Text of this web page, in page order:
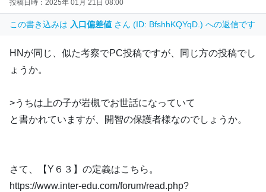
投稿日時：2025年 01月 21日 08:00
この書き込みは 入口偏差値 さん (ID: BfshhKQYqD.) への返信です
HNが同じ、似た考察でPC投稿ですが、同じ方の投稿でし
ょうか。
>うちは上の子が岩槻でお世話になっていて
と書かれていますが、開智の保護者様なのでしょうか。
さて、【Y６３】の定義はこちら。
https://www.inter-edu.com/forum/read.php?